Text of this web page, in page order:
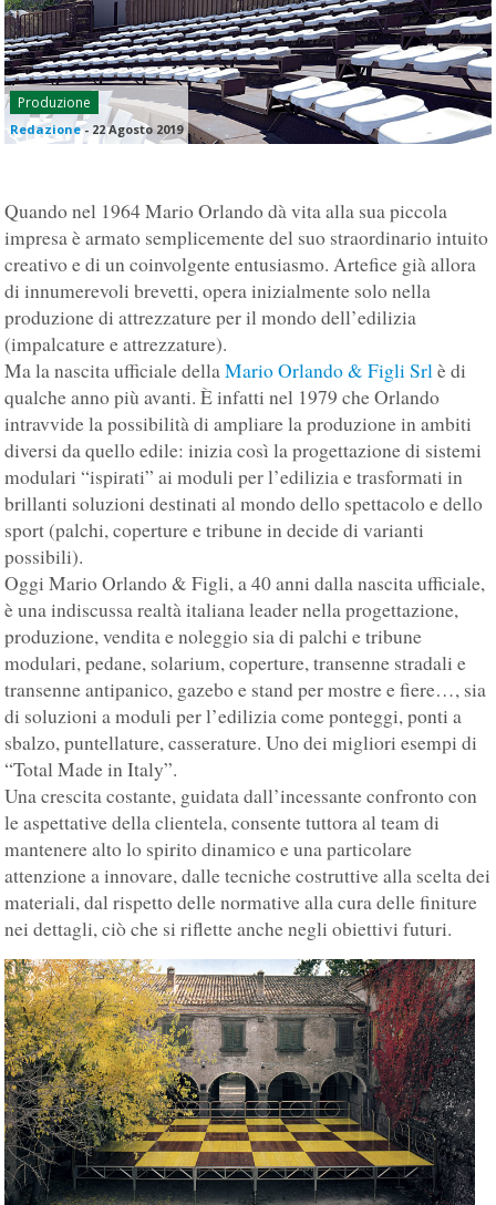
Produzione
Redazione- 22 Agosto 2019
Quando nel 1964 Mario Orlando dà vita alla sua piccola
impresa è armato semplicemente del suo straordinario intuito
creativo e di un coinvolgente entusiasmo. Artefice già allora
di innumerevoli brevetti, opera inizialmente solo nella
produzione di attrezzature per il mondo dell’edilizia
(impalcature e attrezzature).
Ma la nascita ufficiale dellaMario Orlando & Figli Srlè di
qualche anno più avanti. È infatti nel 1979 che Orlando
intravvide la possibilità di ampliare la produzione in ambiti
diversi da quello edile: inizia così la progettazione di sistemi
modulari “ispirati” ai moduli per l’edilizia e trasformati in
brillanti soluzioni destinati al mondo dello spettacolo e dello
sport (palchi, coperture e tribune in decide di varianti
possibili).
Oggi Mario Orlando & Figli, a 40 anni dalla nascita ufficiale,
è una indiscussa realtà italiana leader nella progettazione,
produzione, vendita e noleggio sia di palchi e tribune
modulari, pedane, solarium, coperture, transenne stradali e
transenne antipanico, gazebo e stand per mostre e fiere…, sia
di soluzioni a moduli per l’edilizia come ponteggi, ponti a
sbalzo, puntellature, casserature. Uno dei migliori esempi di
“Total Made in Italy”.
Una crescita costante, guidata dall’incessante confronto con
le aspettative della clientela, consente tuttora al team di
mantenere alto lo spirito dinamico e una particolare
attenzione a innovare, dalle tecniche costruttive alla scelta dei
materiali, dal rispetto delle normative alla cura delle finiture
nei dettagli, ciò che si riflette anche negli obiettivi futuri.